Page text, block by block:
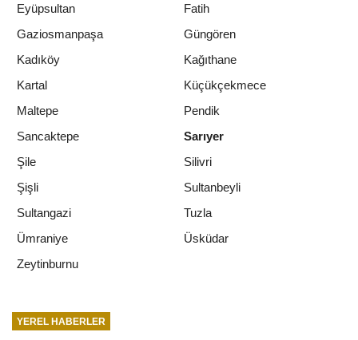
Eyüpsultan
Fatih
Gaziosmanpaşa
Güngören
Kadıköy
Kağıthane
Kartal
Küçükçekmece
Maltepe
Pendik
Sancaktepe
Sarıyer
Şile
Silivri
Şişli
Sultanbeyli
Sultangazi
Tuzla
Ümraniye
Üsküdar
Zeytinburnu
YEREL HABERLER